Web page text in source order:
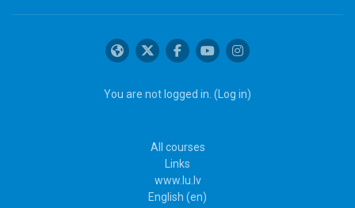
You are not logged in. ( Log in)
All courses
Links
www.lu.lv
English ‎(en)‎